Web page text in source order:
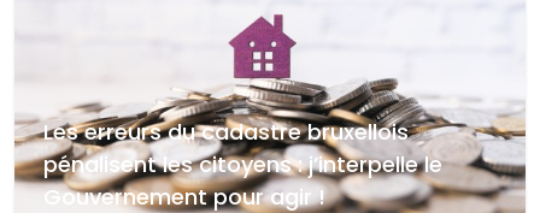
Les erreurs du cadastre bruxellois
pénalisent les citoyens : j’interpelle le
Gouvernement pour agir !